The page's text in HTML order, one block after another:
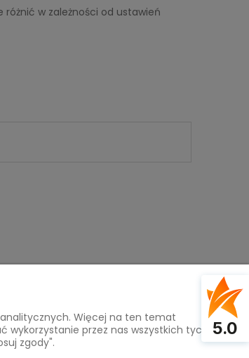
w zależności od ustawień
skróty
5.0
Więcej na ten temat
wykorzystanie przez nas wszystkich tych
zgody".